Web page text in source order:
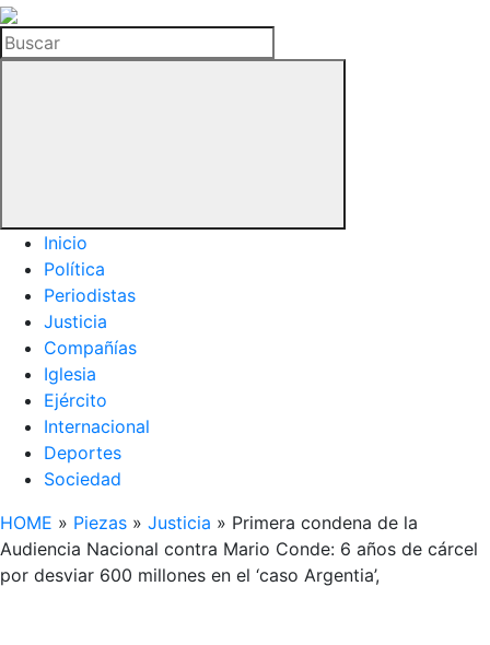
La
Hemeroteca
del
Buscar
Inicio
Política
Periodistas
Justicia
Compañías
Iglesia
Ejército
Internacional
Deportes
Sociedad
HOME » Piezas » Justicia » Primera condena de la
Audiencia Nacional contra Mario Conde: 6 años de cárcel
por desviar 600 millones en el ‘caso Argentia’,